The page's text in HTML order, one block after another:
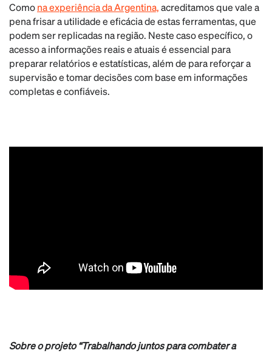
Comona experiência da Argentina,acreditamos que vale a
pena frisar a utilidade e eficácia de estas ferramentas, que
podem ser replicadas na região. Neste caso específico, o
acesso a informações reais e atuais é essencial para
preparar relatórios e estatísticas, além de para reforçar a
supervisão e tomar decisões com base em informações
completas e confiáveis.
Sobre o projeto “Trabalhando juntos para combater a